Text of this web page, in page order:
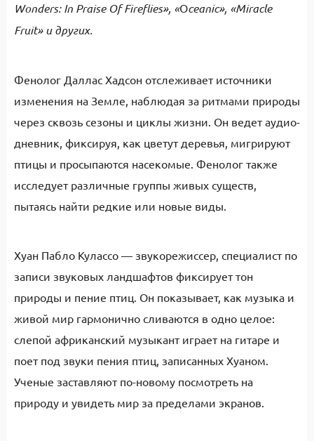
Wonders: In Praise Of Fireflies», «Oceanic», «Miracle
Fruit» и других.
Фенолог Даллас Хадсон отслеживает источники
изменения на Земле, наблюдая за ритмами природы
через сквозь сезоны и циклы жизни. Он ведет аудио-
дневник, фиксируя, как цветут деревья, мигрируют
птицы и просыпаются насекомые. Фенолог также
исследует различные группы живых существ,
пытаясь найти редкие или новые виды.
Хуан Пабло Кулассо — звукорежиссер, специалист по
записи звуковых ландшафтов фиксирует тон
природы и пение птиц. Он показывает, как музыка и
живой мир гармонично сливаются в одно целое:
слепой африканский музыкант играет на гитаре и
поет под звуки пения птиц, записанных Хуаном.
Ученые заставляют по-новому посмотреть на
природу и увидеть мир за пределами экранов.